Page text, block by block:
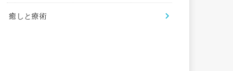
癒しと療術